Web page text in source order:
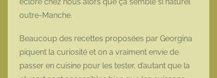
outre-Manche.
Beaucoup des recettes proposées par Georgina
piquent la curiosité et on a vraiment envie de
passer en cuisine pour les tester, d’autant que la